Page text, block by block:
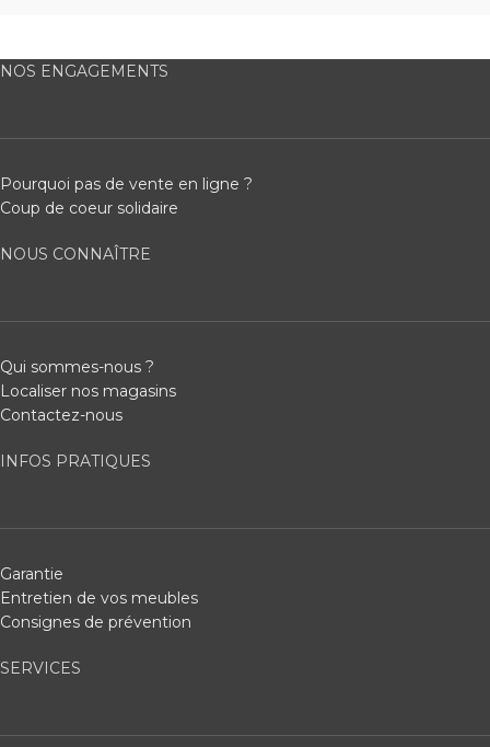
NOS ENGAGEMENTS
Pourquoi pas de vente en ligne ?
Coup de coeur solidaire
NOUS CONNAÎTRE
Qui sommes-nous ?
Localiser nos magasins
Contactez-nous
INFOS PRATIQUES
Garantie
Entretien de vos meubles
Consignes de prévention
SERVICES